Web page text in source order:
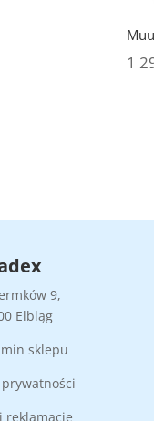
1
9,
Elbląg
sklepu
reklamacje